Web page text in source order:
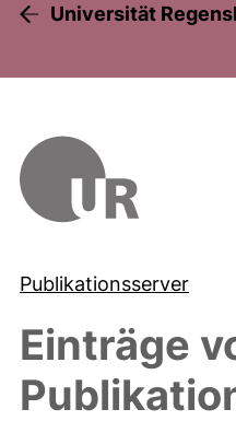
Universität
Publikationsserver
Einträge